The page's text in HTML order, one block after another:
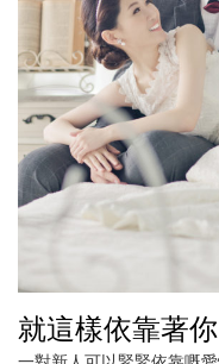
就這樣依靠著你